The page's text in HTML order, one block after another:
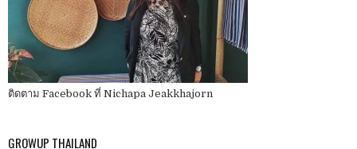
ติดตาม Facebook ที่ Nichapa Jeakkhajorn
GROWUP THAILAND